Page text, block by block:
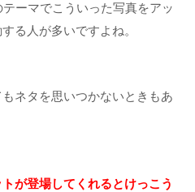
ーマでこういった写真をアッ
る人が多いですよね。
ネタを思いつかないときもあ
が登場してくれるとけっこう